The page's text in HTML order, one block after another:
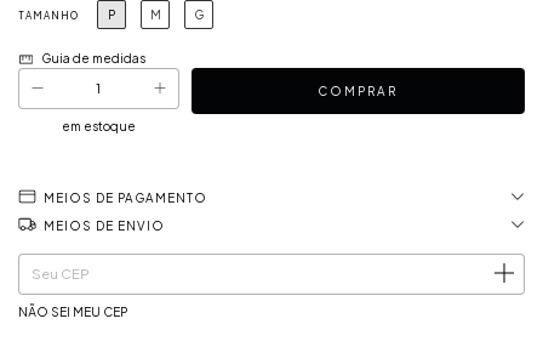
TAMANHO P M G
Guia de medidas
em estoque
MEIOS DE PAGAMENTO
MEIOS DE ENVIO
Entregas para o CEP: ALTERAR CEP
NÃO SEI MEU CEP